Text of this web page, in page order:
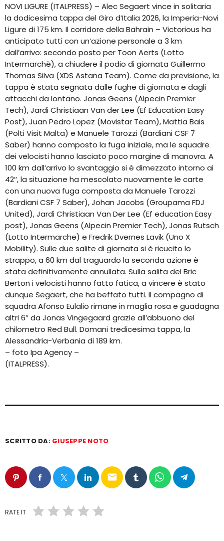
NOVI LIGURE (ITALPRESS) – Alec Segaert vince in solitaria
la dodicesima tappa del Giro d’Italia 2026, la Imperia-Novi
Ligure di 175 km. Il corridore della Bahrain – Victorious ha
anticipato tutti con un’azione personale a 3 km
dall’arrivo: secondo posto per Toon Aerts (Lotto
Intermarchè), a chiudere il podio di giornata Guillermo
Thomas Silva (XDS Astana Team). Come da previsione, la
tappa è stata segnata dalle fughe di giornata e dagli
attacchi da lontano. Jonas Geens (Alpecin Premier
Tech), Jardi Christiaan Van der Lee (Ef Education Easy
Post), Juan Pedro Lopez (Movistar Team), Mattia Bais
(Polti Visit Malta) e Manuele Tarozzi (Bardiani CSF 7
Saber) hanno composto la fuga iniziale, ma le squadre
dei velocisti hanno lasciato poco margine di manovra. A
100 km dall’arrivo lo svantaggio si è dimezzato intorno ai
42″, la situazione ha mescolato nuovamente le carte
con una nuova fuga composta da Manuele Tarozzi
(Bardiani CSF 7 Saber), Johan Jacobs (Groupama FDJ
United), Jardi Christiaan Van Der Lee (Ef education Easy
post), Jonas Geens (Alpecin Premier Tech), Jonas Rutsch
(Lotto Intermarche) e Fredrik Dvernes Lavik (Uno X
Mobility). Sulle due salite di giornata si è ricucito lo
strappo, a 60 km dal traguardo la seconda azione è
stata definitivamente annullata. Sulla salita del Bric
Berton i velocisti hanno fatto fatica, a vincere è stato
dunque Segaert, che ha beffato tutti. Il compagno di
squadra Afonso Eulalio rimane in maglia rosa e guadagna
altri 6″ da Jonas Vingegaard grazie all’abbuono del
chilometro Red Bull. Domani tredicesima tappa, la
Alessandria-Verbania di 189 km.
– foto Ipa Agency –
(ITALPRESS).
SCRITTO DA: GIUSEPPE NOTO
email
RATE IT